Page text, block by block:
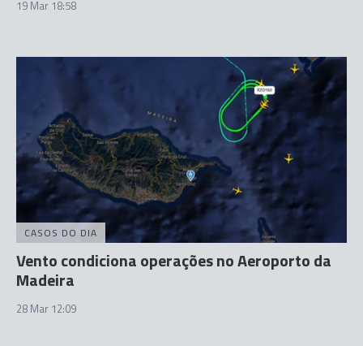
19 Mar 18:58
CASOS DO DIA
Vento condiciona operações no Aeroporto da
Madeira
28 Mar 12:09